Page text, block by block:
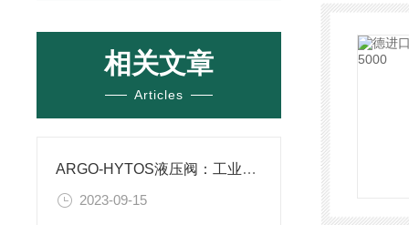
相关文章
Articles
ARGO-HYTOS液压阀：工业机械的心脏
2023-09-15